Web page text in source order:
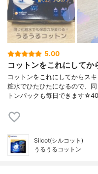
5.00
コットンをこれにして
コットンをこれにしてからス
粧水でひたひたになるので、
トンパックも毎日できます
Silcot(シルコット)
うるうるコットン